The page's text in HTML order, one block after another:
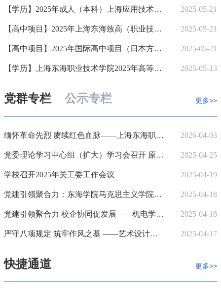
【学历】2025年成人（本科）上海应用技术大学东海教学点招生简章 2025-05-21
【高中项目】2025年上海东海致高（职业技能项目）招生简章 2025-05-21
【高中项目】2025年国际高中项目（日本方向）招生简章 2025-05-21
【学历】上海东海职业技术学院2025年高等学历继续教育招生简章 2025-05-13
党群专栏 公示专栏 更多>>
缅怀革命先烈 赓续红色血脉——上海东海职业技术学院机关第五党支部带领高中教学部学生赴上海龙华烈士陵园开展红色教育 2026-04-03
党委理论学习中心组（扩大）学习会召开 原市纪委监委一级调研员戚民辉应邀作报告 2025-04-25
学校召开2025年关工委工作会议 2025-04-19
党建引领聚合力：东海学院马克思主义学院与中共四大纪念馆开展合作共建 2025-04-18
党建引领聚合力 校企协同促发展——机电学院党支部与上海电机厂有限公司党群人力党支部举行党建共建签约 2025-04-18
严守八项规定 筑牢作风之基‌ ——艺术设计学院党支部开展贯彻中央八项规定精神专题研讨会 2025-04-17
快捷通道 更多>>